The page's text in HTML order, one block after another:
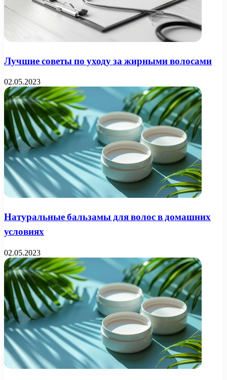
Лучшие советы по уходу за жирными волосами
02.05.2023
Натуральные бальзамы для волос в домашних
условиях
02.05.2023